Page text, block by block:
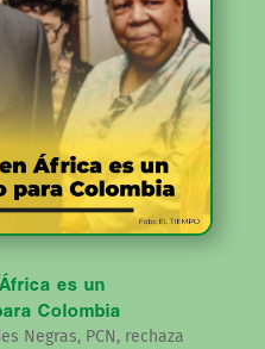
es un
Colombia
Negras, PCN, rechaza